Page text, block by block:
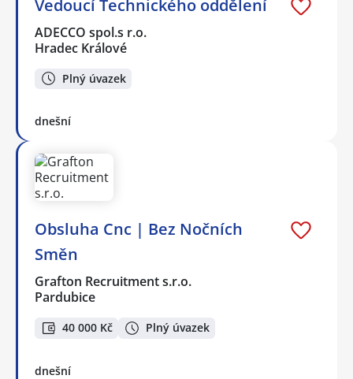
Vedoucí Technického oddělení
ADECCO spol.s r.o.
Hradec Králové
Plný úvazek
dnešní
Obsluha Cnc | Bez Nočních
Směn
Grafton Recruitment s.r.o.
Pardubice
40 000 Kč Plný úvazek
dnešní